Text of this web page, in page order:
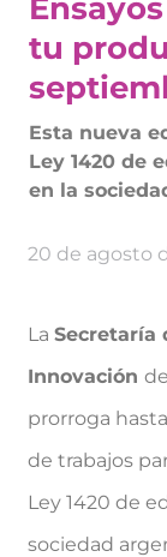
tu
Esta nueva
Ley 1420 de
en la
20 de agosto
La Secretaría
Innovación
prorroga
de trabajos
Ley 1420 de
sociedad